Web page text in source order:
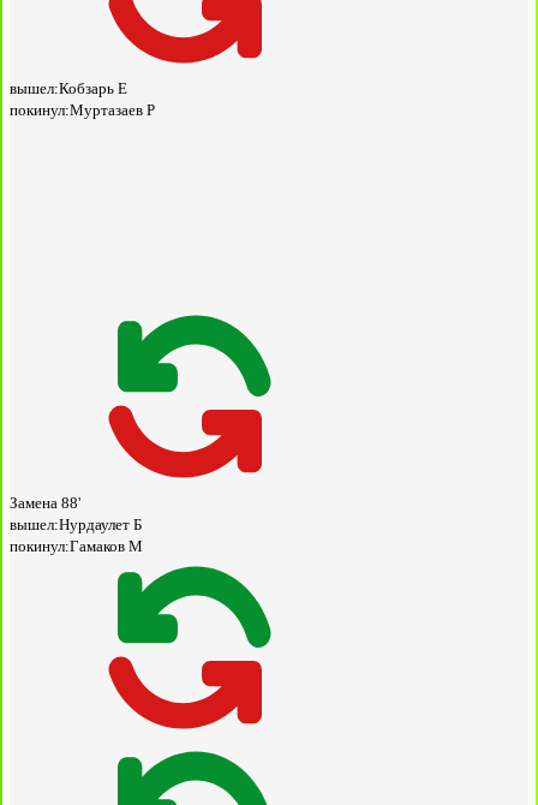
вышел:Кобзарь Е
покинул:Муртазаев Р
Замена 88'
вышел:Нурдаулет Б
покинул:Гамаков М